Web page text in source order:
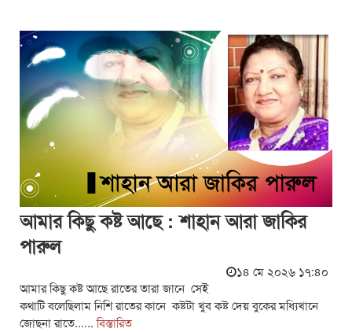
আমার কিছু কষ্ট আছে : শাহান আরা জাকির
পারুল
১৪ মে ২০২৬ ১৭:৪০
আমার কিছু কষ্ট আছে রাতের তারা জানে সেই
কথাটি বলেছিলাম নিশি রাতের কানে কষ্টটা খুব কষ্ট দেয় বুকের মধ্যিখানে
জোছনা রাতে......বিস্তারিত